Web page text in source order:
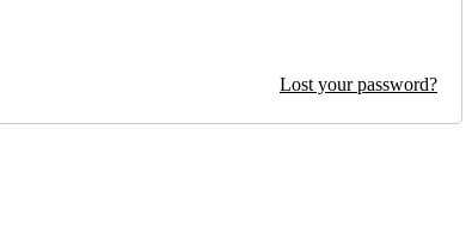
Lost your password?